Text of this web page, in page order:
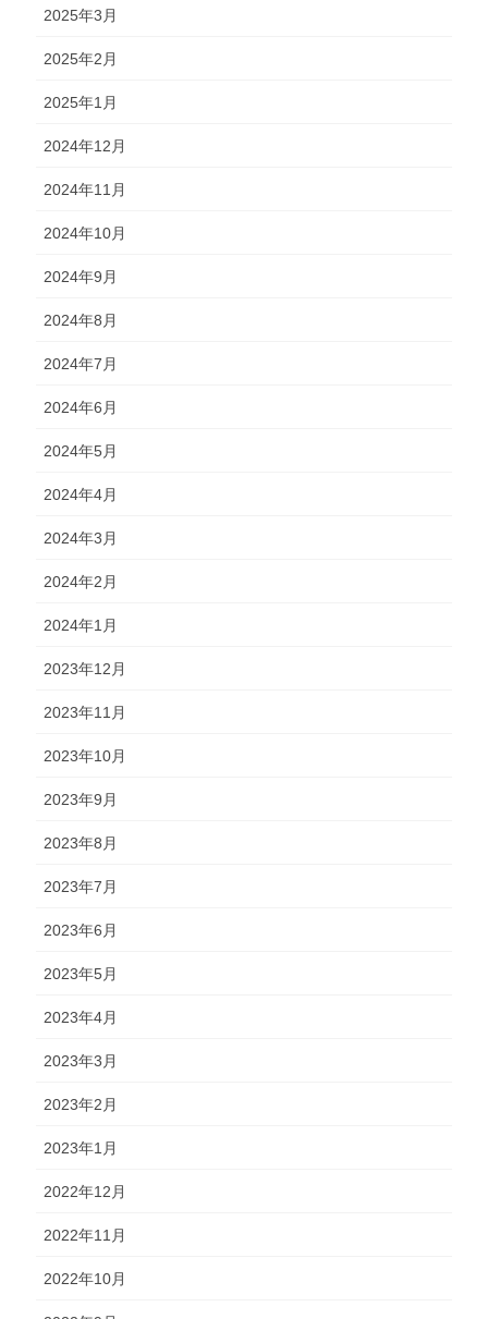
2025年3月
2025年2月
2025年1月
2024年12月
2024年11月
2024年10月
2024年9月
2024年8月
2024年7月
2024年6月
2024年5月
2024年4月
2024年3月
2024年2月
2024年1月
2023年12月
2023年11月
2023年10月
2023年9月
2023年8月
2023年7月
2023年6月
2023年5月
2023年4月
2023年3月
2023年2月
2023年1月
2022年12月
2022年11月
2022年10月